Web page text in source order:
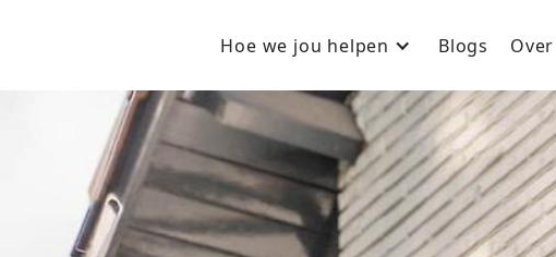
Hoe we jou helpen Blogs